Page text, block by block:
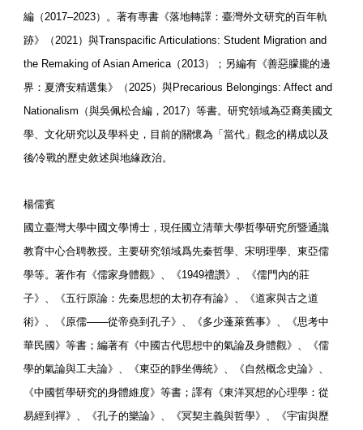
編（2017–2023）。著有專書《落地轉譯：臺灣外文研究的百年軌
跡》（2021）與Transpacific Articulations: Student Migration and
the Remaking of Asian America（2013）；另編有《善惡朦朧的邊
界：夏濟安精選集》（2025）與Precarious Belongings: Affect and
Nationalism（與吳佩松合編，2017）等書。研究領域為亞裔美國文
學、文化研究以及學科史，目前的關懷為「當代」觀念的構成以及
後∕冷戰的歷史敘述與地緣政治。
楊儒賓
國立臺灣大學中國文學博士，現任國立清華大學哲學研究所暨通識
教育中心合聘教授。主要研究領域爲先秦哲學、宋明理學、東亞儒
學等。著作有《儒家身體觀》、《1949禮讚》、《儒門內的莊
子》、《五行原論：先秦思想的太初存有論》、《道家與古之道
術》、《原儒——從帝堯到孔子》、《多少蓬萊舊事》、《思考中
華民國》等書；編著有《中國古代思想中的氣論及身體觀》、《儒
學的氣論與工夫論》、《東亞的靜坐傳統》、《自然概念史論》、
《中國哲學研究的身體維度》等書；譯有《東洋冥想的心理學：從
易經到禪》、《孔子的樂論》、《冥契主義與哲學》、《宇宙與歷